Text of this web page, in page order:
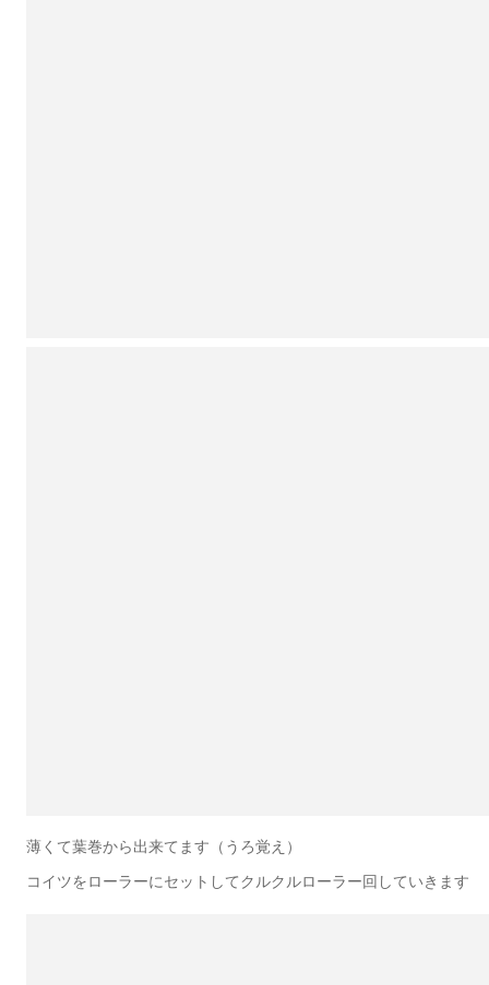
薄くて葉巻から出来てます（うろ覚え）
コイツをローラーにセットしてクルクルローラー回していきます